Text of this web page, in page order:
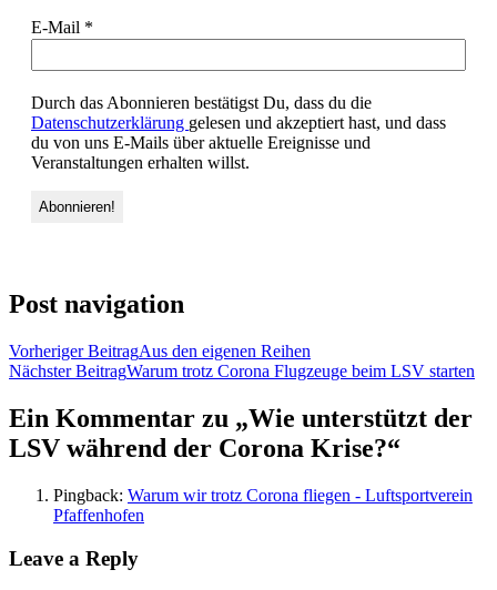
E-Mail *
Durch das Abonnieren bestätigst Du, dass du die
Datenschutzerklärung gelesen und akzeptiert hast, und dass
du von uns E-Mails über aktuelle Ereignisse und
Veranstaltungen erhalten willst.
Post navigation
Vorheriger BeitragAus den eigenen Reihen
Nächster BeitragWarum trotz Corona Flugzeuge beim LSV starten
Ein Kommentar zu „Wie unterstützt der
LSV während der Corona Krise?“
Pingback: Warum wir trotz Corona fliegen - Luftsportverein
Pfaffenhofen
Leave a Reply